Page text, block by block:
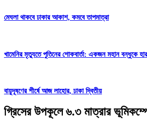
মেঘলা থাকবে ঢাকার আকাশ, কমবে তাপমাত্রা
খামেনির মৃত্যুতে পুতিনের শোকবার্তা: একজন মহান বন্ধুকে
বায়ুদূষণের শীর্ষে আজ লাহোর, ঢাকা দ্বিতীয়
গ্রিসের উপকূলে ৬.৩ মাত্রার